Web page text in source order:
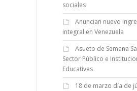
sociales
Anuncian nuevo
integral en Venezuela
Asueto de Semana
Sector Público e
Educativas
18 de marzo día de